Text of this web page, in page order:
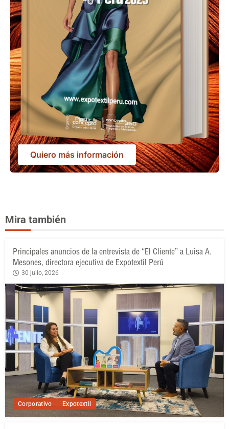
Quiero más información
Mira también
Corporativo Expotextil
Principales anuncios de la entrevista de “El Cliente” a Luisa A.
Mesones, directora ejecutiva de Expotextil Perú
30 julio, 2026